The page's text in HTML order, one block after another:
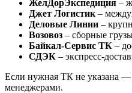
ЖелДорЭкспедиция –
Джет Логистик –
Деловые Линии –
Возовоз – сборные
Байкал-Сервис ТК –
СДЭК – экспресс-
Если нужная ТК не указана
менеджерами.